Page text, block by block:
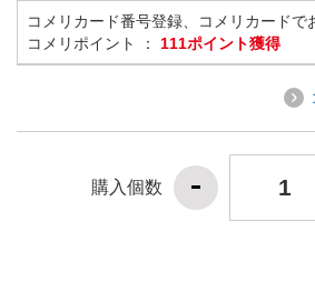
コメリカード番号登録、コメリカードで
コメリポイント ： 111ポイント獲得
購入個数